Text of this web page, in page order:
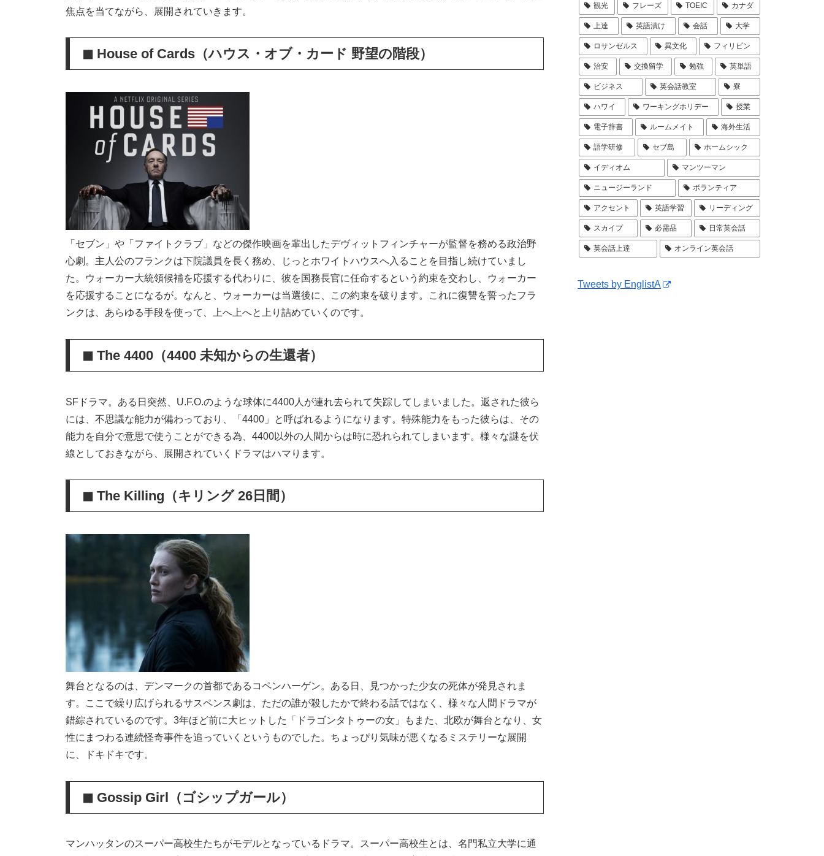
焦点を当てながら、展開されていきます。
◼︎ House of Cards（ハウス・オブ・カード 野望の階段）
「セブン」や「ファイトクラブ」などの傑作映画を輩出したデヴィットフィンチャーが監督を務める政治野
心劇。主人公のフランクは下院議員を長く務め、じっとホワイトハウスへ入ることを目指し続けていまし
た。ウォーカー大統領候補を応援する代わりに、彼を国務長官に任命するという約束を交わし、ウォーカー
を応援することになるが。なんと、ウォーカーは当選後に、この約束を破ります。これに復讐を誓ったフラ
ンクは、あらゆる手段を使って、上へ上へと上り詰めていくのです。
◼︎ The 4400（4400 未知からの生還者）
SFドラマ。ある日突然、U.F.O.のような球体に4400人が連れ去られて失踪してしまいました。返された彼ら
には、不思議な能力が備わっており、「4400」と呼ばれるようになります。特殊能力をもった彼らは、その
能力を自分で意思で使うことができる為、4400以外の人間からは時に恐れられてしまいます。様々な謎を伏
線としておきながら、展開されていくドラマはハマります。
◼︎ The Killing（キリング 26日間）
舞台となるのは、デンマークの首都であるコペンハーゲン。ある日、見つかった少女の死体が発見されま
す。ここで繰り広げられるサスペンス劇は、ただの誰が殺したかで終わる話ではなく、様々な人間ドラマが
錯綜されているのです。3年ほど前に大ヒットした「ドラゴンタトゥーの女」もまた、北欧が舞台となり、女
性にまつわる連続怪奇事件を追っていくというものでした。ちょっぴり気味が悪くなるミステリーな展開
に、ドキドキです。
◼︎ Gossip Girl（ゴシップガール）
マンハッタンのスーパー高校生たちがモデルとなっているドラマ。スーパー高校生とは、名門私立大学に通
観光 フレーズ TOEIC カナダ
上達 英語漬け 会話 大学
ロサンゼルス 異文化 フィリピン
治安 交換留学 勉強 英単語
ビジネス 英会話教室 寮
ハワイ ワーキングホリデー 授業
電子辞書 ルームメイト 海外生活
語学研修 セブ島 ホームシック
イディオム マンツーマン
ニュージーランド ボランティア
アクセント 英語学習 リーディング
スカイプ 必需品 日常英会話
英会話上達 オンライン英会話
Tweets by EnglistA